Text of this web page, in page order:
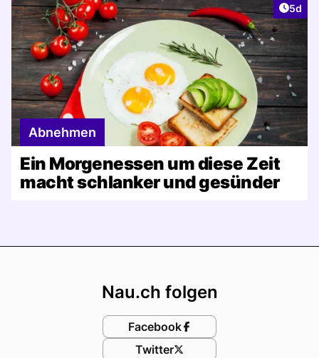
5d
Abnehmen
Ein Morgenessen um diese Zeit
macht schlanker und gesünder
Nau.ch folgen
Facebook
Twitter